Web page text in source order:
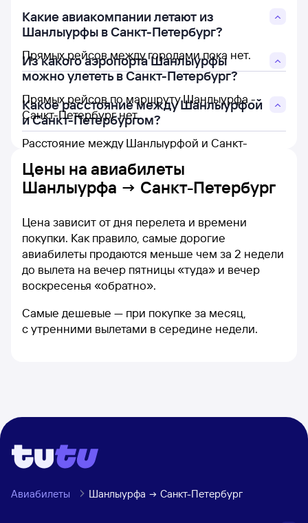
Какие авиакомпании летают из
Шанлыурфы в Санкт-Петербург?
Прямых рейсов между городами пока нет.
Из какого аэропорта Шанлыурфы
можно улететь в Санкт-Петербург?
Прямых рейсов по маршруту Шанлыурфа -
Санкт-Петербург нет.
Какое расстояние между Шанлыурфой
и Санкт-Петербургом?
Расстояние между Шанлыурфой и Санкт-
Цены на авиабилеты
Шанлыурфа → Санкт-Петербург
Цена зависит от дня перелета и времени
покупки. Как правило, самые дорогие
авиабилеты продаются меньше чем за 2 недели
до вылета на вечер пятницы «туда» и вечер
воскресенья «обратно».
Самые дешевые — при покупке за месяц,
с утренними вылетами в середине недели.
Авиабилеты Шанлыурфа Санкт-Петербург